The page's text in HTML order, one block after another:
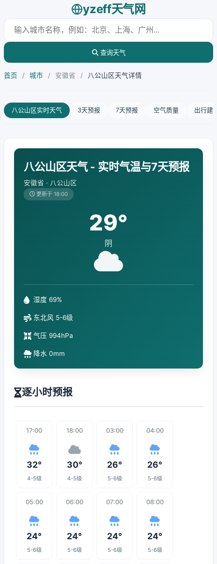
yzeff天气网
查询天气
首页 / 城市 / 安徽省 / 八公山区天气详情
八公山区实时天气 3天预报 7天预报 空气质量 出行建
八公山区天气 - 实时气温与7天预报
安徽省 · 八公山区
更新于 18:00
29°
阴
湿度 69%
东北风 5-6级
气压 994hPa
降水 0mm
逐小时预报
17:00
32°
4-5级
18:00
30°
4-5级
03:00
26°
5-6级
04:00
26°
5-6级
05:00
24°
5-6级
06:00
24°
5-6级
07:00
24°
5-6级
08:00
24°
5-6级